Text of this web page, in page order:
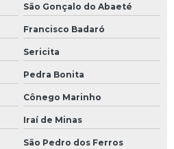
São Gonçalo do Abaeté
Francisco Badaró
Sericita
Pedra Bonita
Cônego Marinho
Iraí de Minas
São Pedro dos Ferros